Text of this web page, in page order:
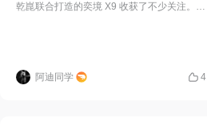
乾崑联合打造的奕境 X9 收获了不少关注。尽
阿迪同学 4